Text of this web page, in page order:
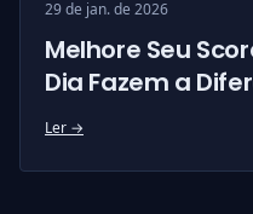
29 de jan. de 2026
Melhore Seu
Dia Fazem a
Ler →